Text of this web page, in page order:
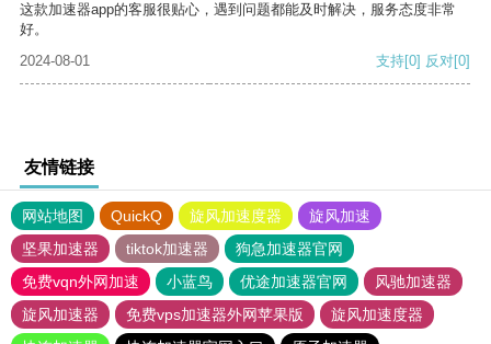
这款加速器app的客服很贴心，遇到问题都能及时解决，服务态度非常
好。
2024-08-01
支持[0] 反对[0]
友情链接
网站地图 QuickQ 旋风加速度器
旋风加速
坚果加速器
tiktok加速器
狗急加速器官网
免费vqn外网加速
小蓝鸟 优途加速器官网
风驰加速器
旋风加速器
免费vps加速器外网苹果版
旋风加速度器